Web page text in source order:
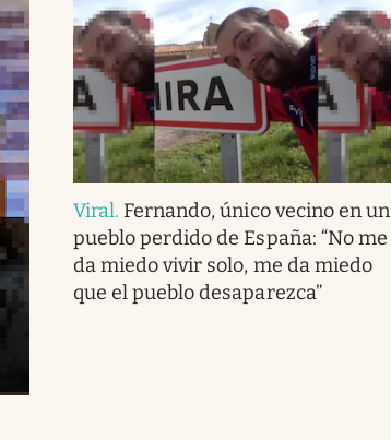
Viral. Fernando, único vecino en un
pueblo perdido de España: “No me
da miedo vivir solo, me da miedo
que el pueblo desaparezca”